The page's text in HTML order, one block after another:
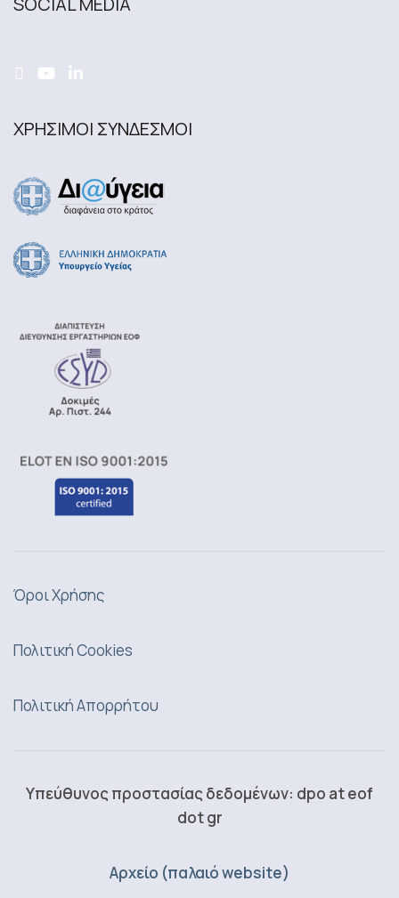
ΧΡΗΣΙΜΟΙ ΣΥΝΔΕΣΜΟΙ
Όροι Χρήσης
Πολιτική Cookies
Πολιτική Απορρήτου
Υπεύθυνος προστασίας δεδομένων: dpo at eof
dot gr
Αρχείο (παλαιό website)